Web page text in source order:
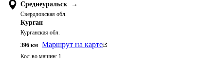
Среднеуральск →
Свердловская обл.
Курган
Курганская обл.
396 км Маршрут на карте
Кол-во машин: 1